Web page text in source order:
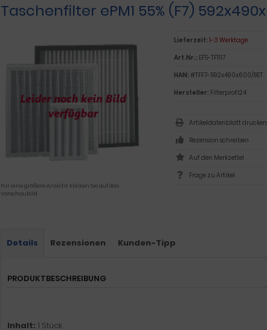
Taschenfilter ePM1 55% (F7)
Für eine größere Ansicht klicken Sie auf das
Vorschaubild
Lieferzeit: 1-3 Werktage
Art.Nr.: EFS-TF1117
HAN: #TFF7-592x490x600/8ET
Hersteller: Filterprofi24
Artikeldatenblatt drucken
Rezension schreiben
Frage zu Artikel
Details Rezensionen Kunden-Tipp
PRODUKTBESCHREIBUNG
Inhalt: 1 Stück